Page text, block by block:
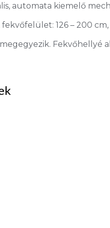
automata kiemelő
fekvőfelület: 126 – 200
Fekvőhellyé